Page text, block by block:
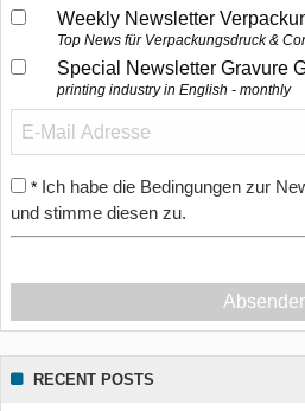
Weekly Newsletter
Top News für Verpackungsdruck &
Special Newsletter Gravure
printing industry in English - monthly
* Ich habe die Bedingungen zur
und stimme diesen zu.
RECENT POSTS